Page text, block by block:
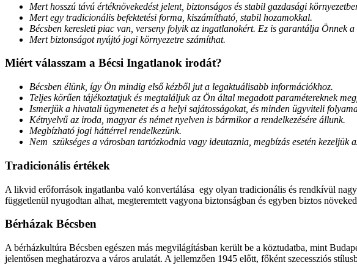
Mert hosszú távú értéknövekedést jelent, biztonságos és stabil gazdasági
Mert egy tradicionális befektetési forma, kiszámítható, stabil hozamokkal.
Bécsben keresleti piac van, verseny folyik az ingatlanokért. Ez is garantálja Önnek
Mert biztonságot nyújtó jogi környezetre számíthat.
Miért válasszam a Bécsi Ingatlanok irodát?
Bécsben élünk, így Ön mindig első kézből jut a legaktuálisabb információkhoz.
Teljes körűen tájékoztatjuk és megtaláljuk az Ön által megadott paramétereknek
Ismerjük a hivatali ügymenetet és a helyi sajátosságokat, és minden ügyviteli
Kétnyelvű az iroda, magyar és német nyelven is bármikor a rendelkezésére állunk.
Megbízható jogi háttérrel rendelkezünk.
Nem szükséges a városban tartózkodnia vagy ideutaznia, megbízás esetén kezeljük
Tradicionális értékek
A likvid erőforrások ingatlanba való konvertálása egy olyan tradicionális és rendkívül
függetlenül nyugodtan alhat, megteremtett vagyona biztonságban és egyben biztos
Bérházak Bécsben
A bérházkultúra Bécsben egészen más megvilágításban került be a köztudatba, mint
jelentősen meghatározva a város arulatát. A jellemzően 1945 előtt, főként szecessziós